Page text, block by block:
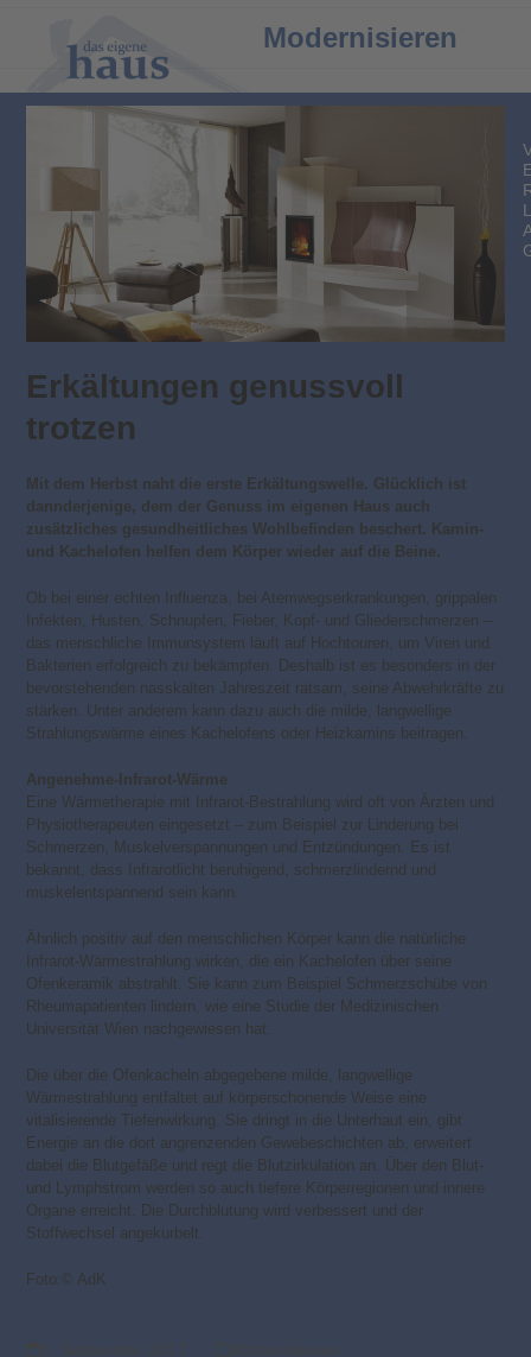
mobile
menu
mobile
menu
Modernisieren
Erkältungen genussvoll
trotzen
Mit dem Herbst naht die erste Erkältungswelle. Glücklich ist
dannderjenige, dem der Genuss im eigenen Haus auch
zusätzliches gesundheitliches Wohlbefinden beschert. Kamin-
und Kachelofen helfen dem Körper wieder auf die Beine.
Ob bei einer echten Influenza, bei Atemwegserkrankungen, grippalen
Infekten, Husten, Schnupfen, Fieber, Kopf- und Gliederschmerzen –
das menschliche Immunsystem läuft auf Hochtouren, um Viren und
Bakterien erfolgreich zu bekämpfen. Deshalb ist es besonders in der
bevorstehenden nasskalten Jahreszeit ratsam, seine Abwehrkräfte zu
stärken. Unter anderem kann dazu auch die milde, langwellige
Strahlungswärme eines Kachelofens oder Heizkamins beitragen.
Angenehme-Infrarot-Wärme
Eine Wärmetherapie mit Infrarot-Bestrahlung wird oft von Ärzten und
Physiotherapeuten eingesetzt – zum Beispiel zur Linderung bei
Schmerzen, Muskelverspannungen und Entzündungen. Es ist
bekannt, dass Infrarotlicht beruhigend, schmerzlindernd und
muskelentspannend sein kann.
Ähnlich positiv auf den menschlichen Körper kann die natürliche
Infrarot-Wärmestrahlung wirken, die ein Kachelofen über seine
Ofenkeramik abstrahlt. Sie kann zum Beispiel Schmerzschübe von
Rheumapatienten lindern, wie eine Studie der Medizinischen
Universität Wien nachgewiesen hat.
Die über die Ofenkacheln abgegebene milde, langwellige
Wärmestrahlung entfaltet auf körperschonende Weise eine
vitalisierende Tiefenwirkung. Sie dringt in die Unterhaut ein, gibt
Energie an die dort angrenzenden Gewebeschichten ab, erweitert
dabei die Blutgefäße und regt die Blutzirkulation an. Über den Blut-
und Lymphstrom werden so auch tiefere Körperregionen und innere
Organe erreicht. Die Durchblutung wird verbessert und der
Stoffwechsel angekurbelt.
Foto:© AdK
L